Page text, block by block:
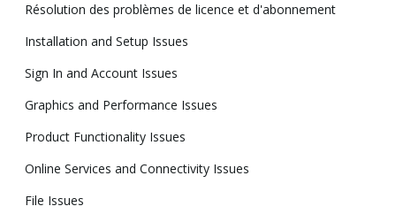
Résolution des problèmes de licence et d'abonnement
Installation and Setup Issues
Sign In and Account Issues
Graphics and Performance Issues
Product Functionality Issues
Online Services and Connectivity Issues
File Issues